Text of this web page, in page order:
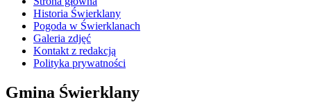
Historia Świerklany
Pogoda w Świerklanach
Galeria zdjęć
Kontakt z redakcją
Polityka prywatności
Gmina Świerklany